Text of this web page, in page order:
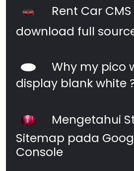
Rent Car
download full
Why my pico
display blank white
Mengetahui
Sitemap pada
Console